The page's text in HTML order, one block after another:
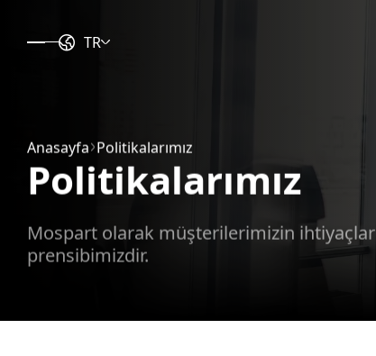
TR
Anasayfa Politikalarımız
Politikalarımız
Mospart olarak müşterilerimizin
prensibimizdir.